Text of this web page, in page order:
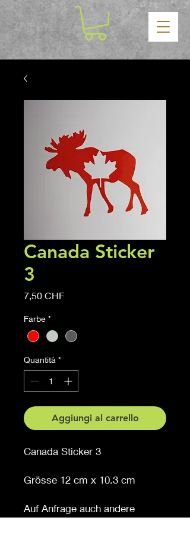
Canada Sticker
3
7,50 CHFPrezzo
Farbe *
Quantità *
Aggiungi al carrello
Canada Sticker 3
Grösse 12 cm x 10.3 cm
Auf Anfrage auch andere